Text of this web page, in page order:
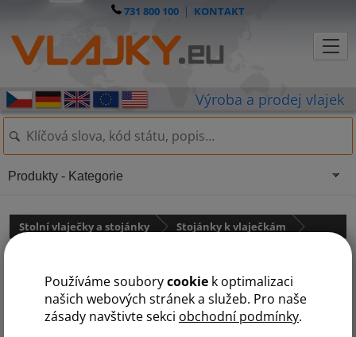
Používáme souborycookie k optimalizaci
našich webových stránek a služeb. Pro naše
zásady navštivte sekci obchodní podmínky.
731 800 100 | KONTAKT
Stolní vlaječky a stojánky Stojánky k vlaječkám
LUX: 35 cm
Produkty - Kategorie